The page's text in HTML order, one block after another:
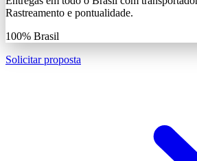
Rastreamento e pontualidade.
100% Brasil
Solicitar proposta